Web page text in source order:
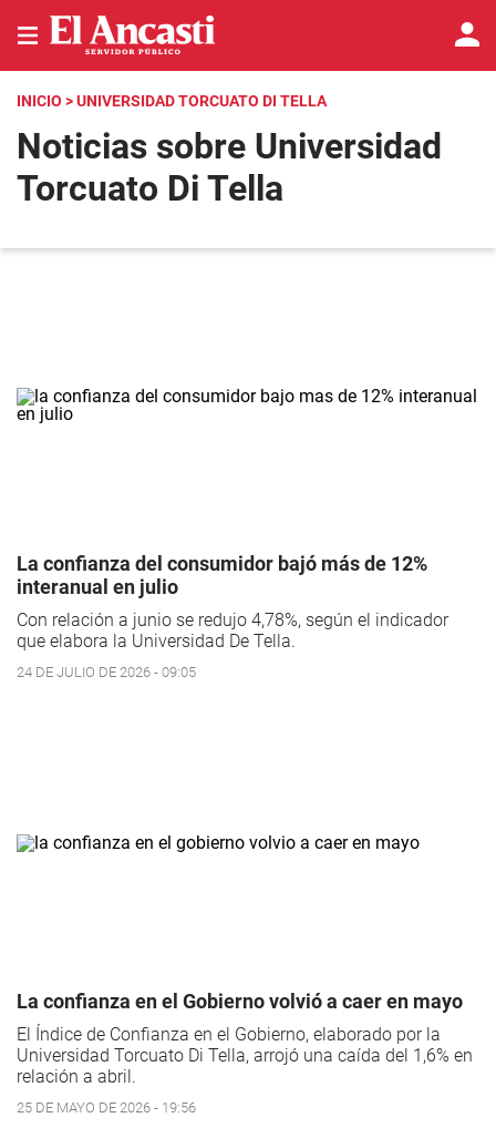
INICIO > UNIVERSIDAD TORCUATO DI TELLA
Noticias sobre Universidad
Torcuato Di Tella
La confianza del consumidor bajó más de 12%
interanual en julio
Con relación a junio se redujo 4,78%, según el indicador
que elabora la Universidad De Tella.
24 DE JULIO DE 2026 - 09:05
La confianza en el Gobierno volvió a caer en mayo
El Índice de Confianza en el Gobierno, elaborado por la
Universidad Torcuato Di Tella, arrojó una caída del 1,6% en
relación a abril.
25 DE MAYO DE 2026 - 19:56